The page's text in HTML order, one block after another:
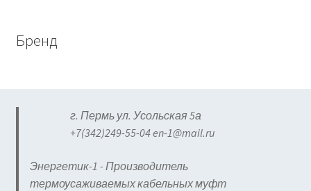
Бренд
г. Пермь ул. Усольская 5а
+7(342)249-55-04 en-1@mail.ru
Энергетик-1 - Производитель
термоусаживаемых кабельных муфт